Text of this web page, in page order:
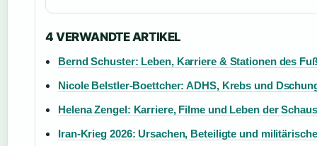
4 VERWANDTE ARTIKEL
Bernd Schuster: Leben, Karriere & Stationen des
Nicole Belstler-Boettcher: ADHS, Krebs und
Helena Zengel: Karriere, Filme und Leben der
Iran-Krieg 2026: Ursachen, Beteiligte und